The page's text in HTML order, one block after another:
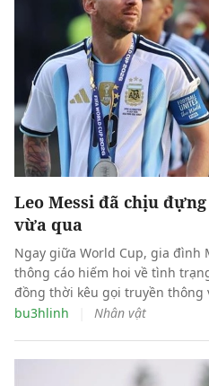
Leo Messi đã chịu
vừa qua
Ngay giữa World Cup, gia
thông cáo hiếm hoi về tình
đồng thời kêu gọi truyền thông
trọng, trách nhiệm và tính
bu3hlinh Nhân vật